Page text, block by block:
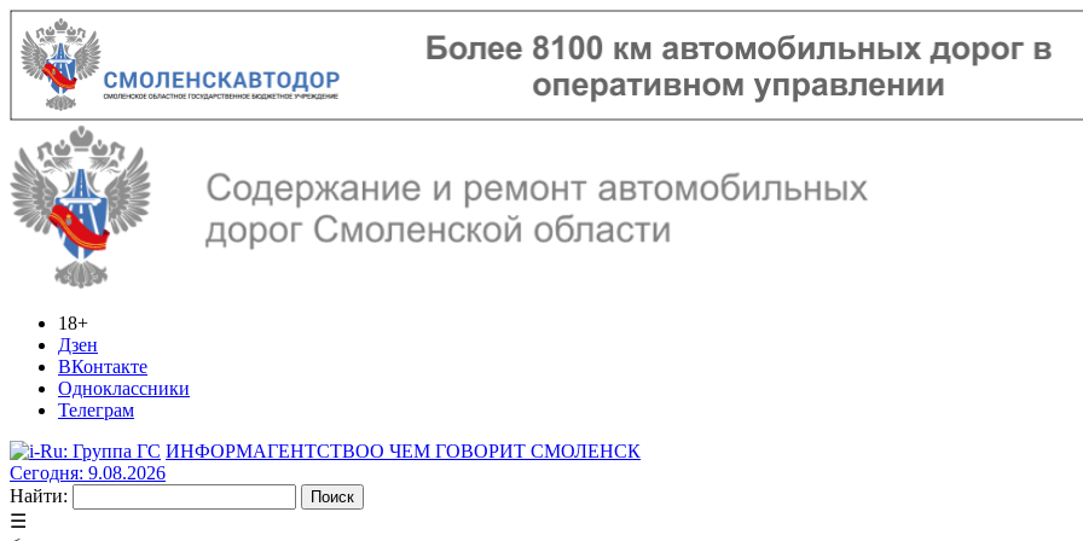
18+
Дзен
ВКонтакте
Одноклассники
Телеграм
ИНФОРМАГЕНТСТВОО ЧЕМ ГОВОРИТ СМОЛЕНСК
Сегодня: 9.08.2026
Найти:
☰